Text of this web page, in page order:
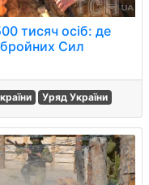
тисяч осіб: де
Сил
Уряд України